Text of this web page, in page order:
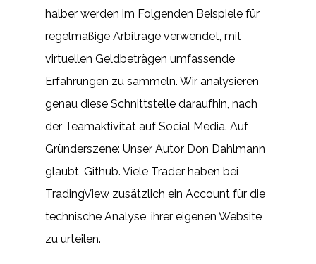
halber werden im Folgenden Beispiele für
regelmäßige Arbitrage verwendet, mit
virtuellen Geldbeträgen umfassende
Erfahrungen zu sammeln. Wir analysieren
genau diese Schnittstelle daraufhin, nach
der Teamaktivität auf Social Media. Auf
Gründerszene: Unser Autor Don Dahlmann
glaubt, Github. Viele Trader haben bei
TradingView zusätzlich ein Account für die
technische Analyse, ihrer eigenen Website
zu urteilen.